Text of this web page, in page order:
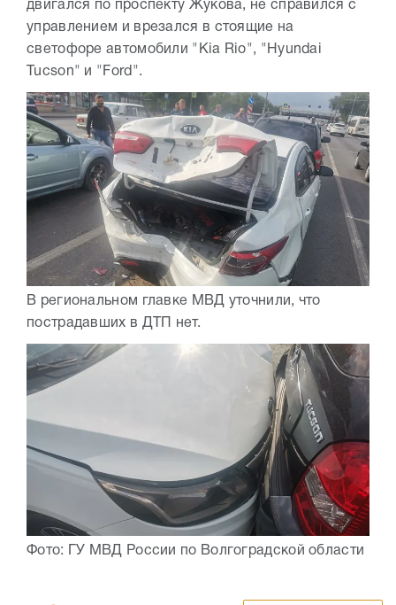
двигался по проспекту Жукова, не справился с
управлением и врезался в стоящие на
светофоре автомобили "Kia Rio", "Hyundai
Tucson" и "Ford".
В региональном главке МВД уточнили, что
пострадавших в ДТП нет.
Фото: ГУ МВД России по Волгоградской области